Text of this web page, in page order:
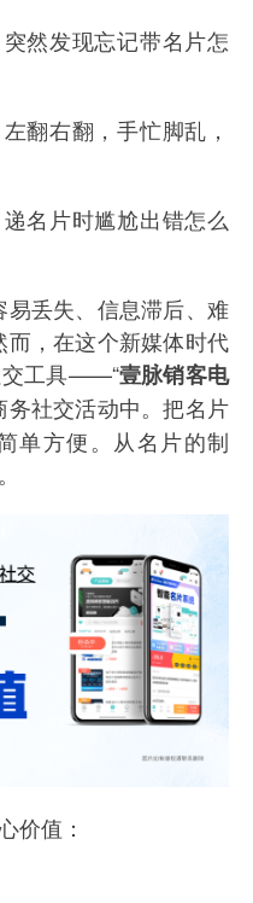
然发现忘记带名片怎
翻右翻，手忙脚乱，
名片时尴尬出错怎么
易丢失、信息滞后、难
而，在这个新媒体时代
交工具——“壹脉销客电
务社交活动中。把名片
单方便。从名片的制
价值：